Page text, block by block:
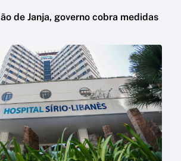
de Janja, governo cobra medidas